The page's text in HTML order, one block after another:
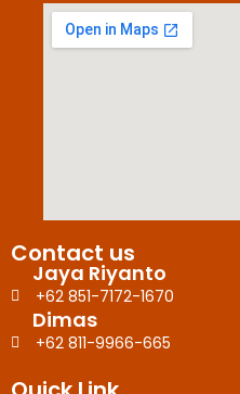
Contact us
Jaya Riyanto
+62 851-7172-1670
Dimas
+62 811-9966-665